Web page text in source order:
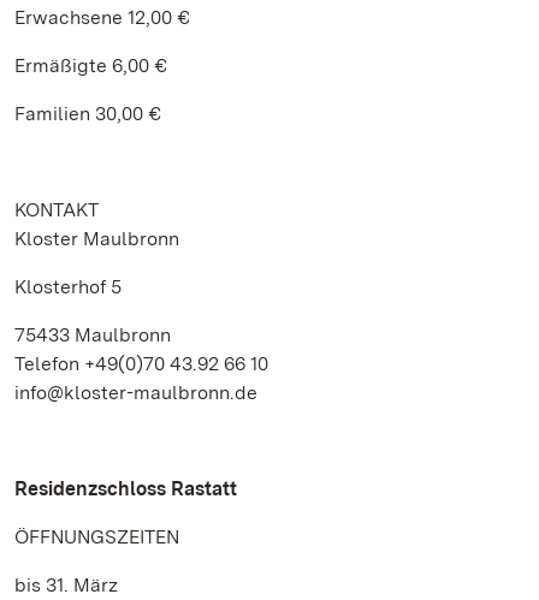
Erwachsene 12,00 €
Ermäßigte 6,00 €
Familien 30,00 €
KONTAKT
Kloster Maulbronn
Klosterhof 5
75433 Maulbronn
Telefon +49(0)70 43.92 66 10
info@kloster-maulbronn.de
Residenzschloss Rastatt
ÖFFNUNGSZEITEN
bis 31. März